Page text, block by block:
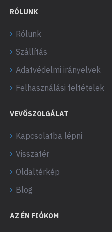
RÓLUNK
Rólunk
Szállítás
Adatvédelmi irányelvek
Felhasználási feltételek
VEVŐSZOLGÁLAT
Kapcsolatba lépni
Visszatér
Oldaltérkép
Blog
AZ ÉN FIÓKOM